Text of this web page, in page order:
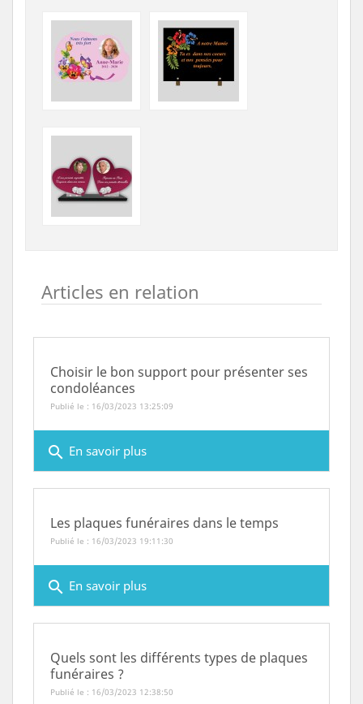
Articles en relation
Choisir le bon support pour présenter ses
condoléances
Publié le : 16/03/2023 13:25:09
search En savoir plus
Les plaques funéraires dans le temps
Publié le : 16/03/2023 19:11:30
search En savoir plus
Quels sont les différents types de plaques
funéraires ?
Publié le : 16/03/2023 12:38:50